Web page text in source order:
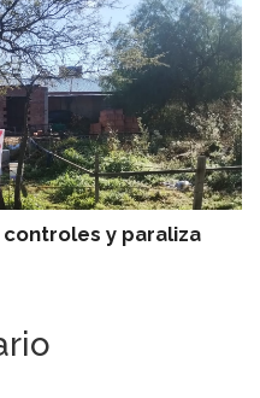
y paraliza